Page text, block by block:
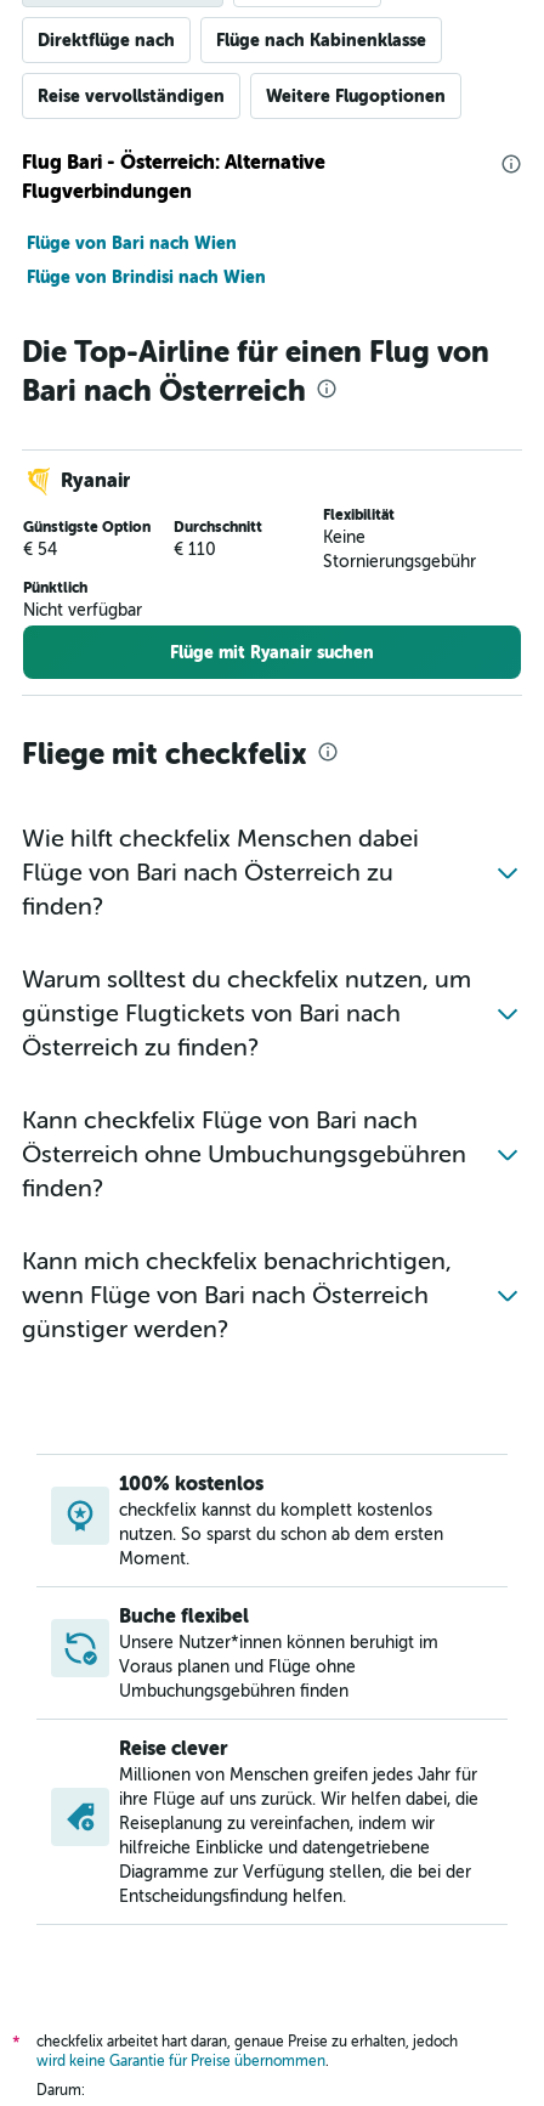
Direktflüge nach Flüge nach Kabinenklasse
Reise vervollständigen Weitere Flugoptionen
Flug Bari - Österreich: Alternative
Flugverbindungen
Flüge von Bari nach Wien
Flüge von Brindisi nach Wien
Die Top-Airline für einen Flug von
Bari nach Österreich
Ryanair
Günstigste Option
€ 54
Durchschnitt
€ 110
Flexibilität
Keine
Stornierungsgebühr
Pünktlich
Nicht verfügbar
Flüge mit Ryanair suchen
Fliege mit checkfelix
Wie hilft checkfelix Menschen dabei
Flüge von Bari nach Österreich zu
finden?
Warum solltest du checkfelix nutzen, um
günstige Flugtickets von Bari nach
Österreich zu finden?
Kann checkfelix Flüge von Bari nach
Österreich ohne Umbuchungsgebühren
finden?
Kann mich checkfelix benachrichtigen,
wenn Flüge von Bari nach Österreich
günstiger werden?
100% kostenlos
checkfelix kannst du komplett kostenlos
nutzen. So sparst du schon ab dem ersten
Moment.
Buche flexibel
Unsere Nutzer*innen können beruhigt im
Voraus planen und Flüge ohne
Umbuchungsgebühren finden
Reise clever
Millionen von Menschen greifen jedes Jahr für
ihre Flüge auf uns zurück. Wir helfen dabei, die
Reiseplanung zu vereinfachen, indem wir
hilfreiche Einblicke und datengetriebene
Diagramme zur Verfügung stellen, die bei der
Entscheidungsfindung helfen.
*
checkfelix arbeitet hart daran, genaue Preise zu erhalten, jedoch
wird keine Garantie für Preise übernommen.
Darum: